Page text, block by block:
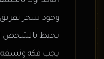
وجود سحر
يحيط بالشخص
يجب فكه ونسفه